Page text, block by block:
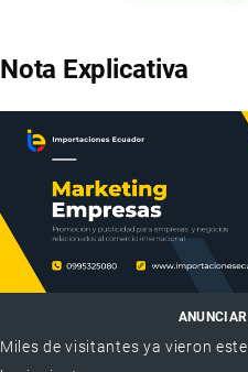
Nota Explicativa
Miles de visitantes ya vieron